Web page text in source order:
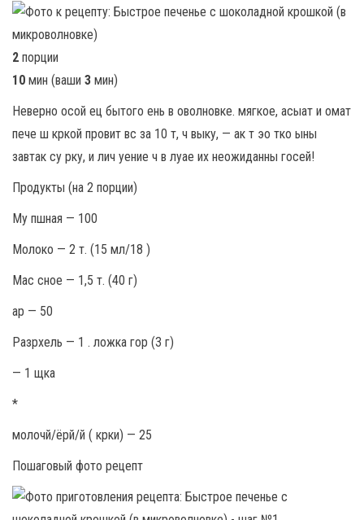
2 порции
10 мин (ваши 3 мин)
Неверно осой ец бытого ень в оволновке. мягкое, асыат и омат
пече ш кркой провит вс за 10 т, ч выку, — ак т эо тко ыны
завтак су рку, и лич уение ч в луае их неожиданны госей!
Продукты (на 2 порции)
Му пшная — 100
Молоко — 2 т. (15 мл/18 )
Мас сное — 1,5 т. (40 г)
ар — 50
Разрхель — 1 . ложка гор (3 г)
— 1 щка
*
молочй/ёрй/й ( крки) — 25
Пошаговый фото рецепт